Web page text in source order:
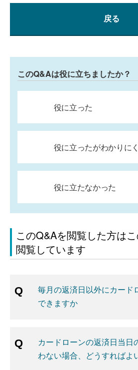
戻る
このQ&Aは役に立ちましたか？
役に立った
役に立ったがわかりに
役に立たなかった
このQ&Aを閲覧した方は
閲覧しています
毎月の返済日以外にカード
できますか
カードローンの返済日当日
わない場合、どうすればよ